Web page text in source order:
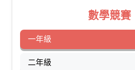
數學競賽
一年級
二年級